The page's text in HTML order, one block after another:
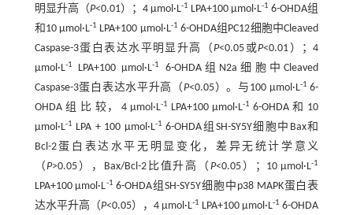
明显升高（P<0.01）；4 μmol·L-1 LPA+100 μmol·L-1 6-OHDA组
和10 μmol·L-1 LPA+100 μmol·L-1 6-OHDA组PC12细胞中Cleaved
Caspase-3蛋白表达水平明显升高（P<0.05或P<0.01）；4
μmol·L-1 LPA+100 μmol·L-1
6-OHDA组N2a细胞中Cleaved
Caspase-3蛋白表达水平升高（P<0.05）。与100 μmol·L-1 6-
OHDA 组 比 较， 4 μmol·L-1 LPA+100 μmol·L-1 6-OHDA 和 10
μmol·L-1 LPA + 100 μmol·L-1 6-OHDA组SH-SY5Y细胞中Bax和
Bcl-2蛋白表达水平无明显变化，差异无统计学意义
（P>0.05），Bax/Bcl-2比值升高（ P<0.05）；10 μmol·L-1
LPA+100 μmol·L-1 6-OHDA组SH-SY5Y细胞中p38 MAPK蛋白表
达水平升高（P<0.05），4 μmol·L-1 LPA+100 μmol·L-1 6-OHDA